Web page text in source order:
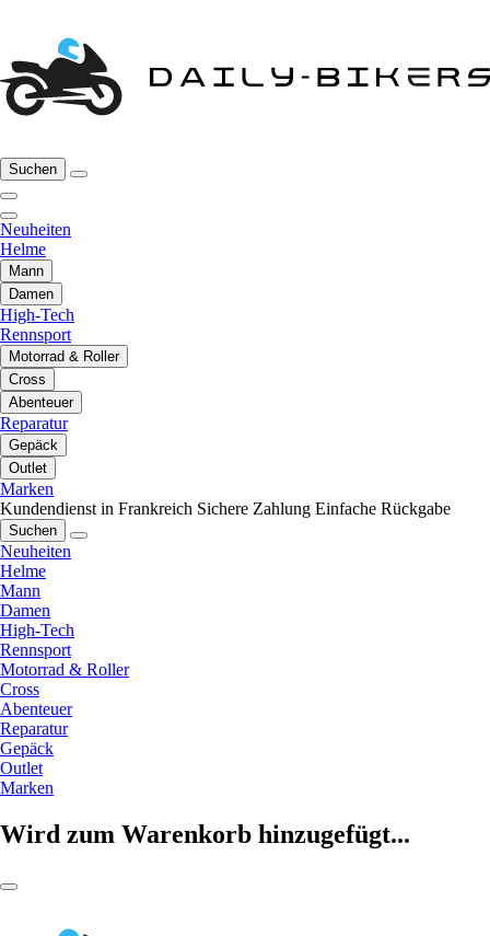
Suchen
Neuheiten
Helme
Mann
Damen
High-Tech
Rennsport
Motorrad & Roller
Cross
Abenteuer
Reparatur
Gepäck
Outlet
Marken
Kundendienst in Frankreich Sichere Zahlung Einfache Rückgabe
Suchen
Neuheiten
Helme
Mann
Damen
High-Tech
Rennsport
Motorrad & Roller
Cross
Abenteuer
Reparatur
Gepäck
Outlet
Marken
Wird zum Warenkorb hinzugefügt...